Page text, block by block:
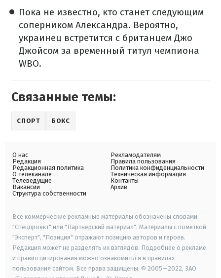
Пока не известно, кто станет следующим
соперником Александра. Вероятно,
украинец встретится с британцем Джо
Джойсом за временный титул чемпиона
WBO.
Связанные темы:
СПОРТ БОКС
О нас
Редакция
Редакционная политика
О телеканале
Телеведущие
Вакансии
Структура собственности
Рекламодателям
Правила пользования
Политика конфиденциальности
Техническая информация
Контакты
Архив
Все коммерческие рекламные материалы обозначены словами
"Спецпроект" или "Партнерский материал". Материалы с пометкой
"Эксперт", "Позиция" отражают позицию авторов и героев.
Редакция может не разделять их взглядов. Подробнее о рекламе
и правил цитирования можно ознакомиться в правилах
пользования сайтом. Все права защищены. © 2005—2022, ЗАО